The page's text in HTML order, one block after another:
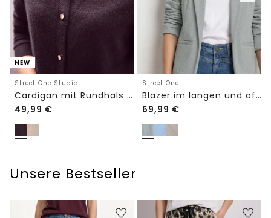
NEW
Street One Studio
Cardigan mit Rundhals und Knöpfen
49,99 €
Street One
Blazer im langen und offenen Schnitt
69,99 €
Unsere Bestseller